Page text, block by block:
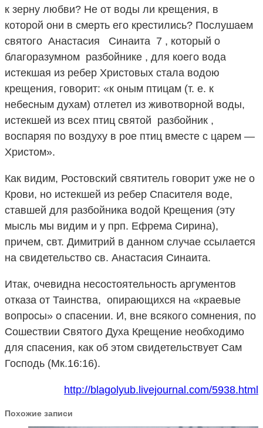
к зерну любви? Не от воды ли крещения, в
которой они в смерть его крестились? Послушаем
святого Анастасия Синаита 7 , который о
благоразумном разбойнике , для коего вода
истекшая из ребер Христовых стала водою
крещения, говорит: «к оным птицам (т. е. к
небесным духам) отлетел из животворной воды,
истекшей из всех птиц святой разбойник ,
воспаряя по воздуху в рое птиц вместе с царем —
Христом».
Как видим, Ростовский святитель говорит уже не о
Крови, но истекшей из ребер Спасителя воде,
ставшей для разбойника водой Крещения (эту
мысль мы видим и у прп. Ефрема Сирина),
причем, свт. Димитрий в данном случае ссылается
на свидетельство св. Анастасия Синаита.
Итак, очевидна несостоятельность аргументов
отказа от Таинства, опирающихся на «краевые
вопросы» о спасении. И, вне всякого сомнения, по
Сошествии Святого Духа Крещение необходимо
для спасения, как об этом свидетельствует Сам
Господь (Мк.16:16).
http://blagolyub.livejournal.com/5938.html
Похожие записи